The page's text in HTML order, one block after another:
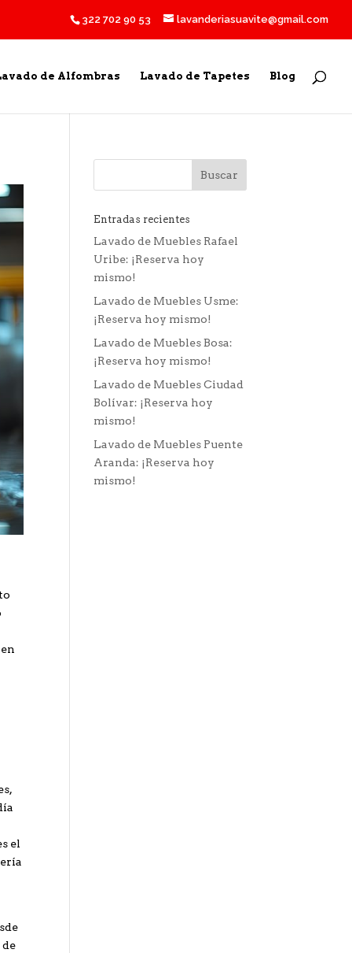
322 702 90 53 lavanderiasuavite@gmail.com
de Alfombras Lavado de Tapetes Blog
el
Entradas recientes
Lavado de Muebles Rafael
Uribe: ¡Reserva hoy
mismo!
Lavado de Muebles Usme:
¡Reserva hoy mismo!
Lavado de Muebles Bosa:
¡Reserva hoy mismo!
Lavado de Muebles Ciudad
Bolívar: ¡Reserva hoy
mismo!
Lavado de Muebles Puente
Aranda: ¡Reserva hoy
mismo!